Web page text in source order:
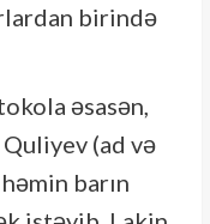
birində
əsasən,
(ad və
barın